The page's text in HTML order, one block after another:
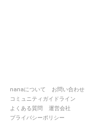
nanaについて
お問い合わせ
コミュニティガイドライン
よくある質問
運営会社
プライバシーポリシー